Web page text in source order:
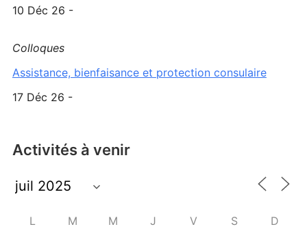
10 Déc 26 -
Colloques
Assistance, bienfaisance et protection consulaire
17 Déc 26 -
Activités à venir
L M M J V S D